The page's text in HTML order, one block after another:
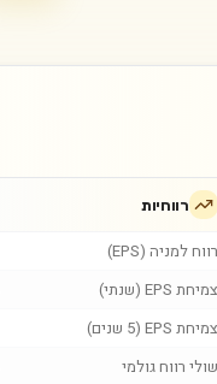
רווחיות
רווח למניה (EPS)
צמיחת EPS (שנתי)
צמיחת EPS (5 שנים)
שולי רווח גולמי